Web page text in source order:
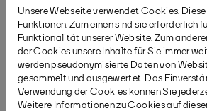
Unsere Webseite verwendet Cookies.
Funktionen: Zum einen sind sie erforderlich
Funktionalität unserer Website. Zum
der Cookies unsere Inhalte für Sie immer
werden pseudonymisierte Daten von
gesammelt und ausgewertet. Das
Verwendung der Cookies können Sie
Weitere Informationen zu Cookies auf